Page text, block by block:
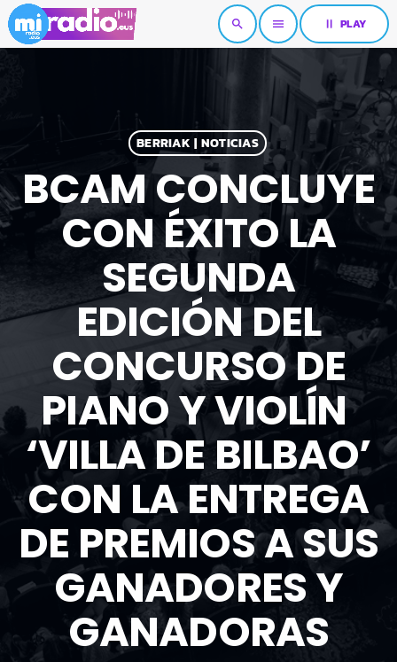
search menu pause PLAY
BERRIAK | NOTICIAS
BCAM CONCLUYE
CON ÉXITO LA
SEGUNDA
EDICIÓN DEL
CONCURSO DE
PIANO Y VIOLÍN
‘VILLA DE BILBAO’
CON LA ENTREGA
DE PREMIOS A SUS
GANADORES Y
GANADORAS